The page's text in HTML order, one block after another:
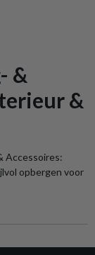
&
&
Accessoires:
opbergen voor